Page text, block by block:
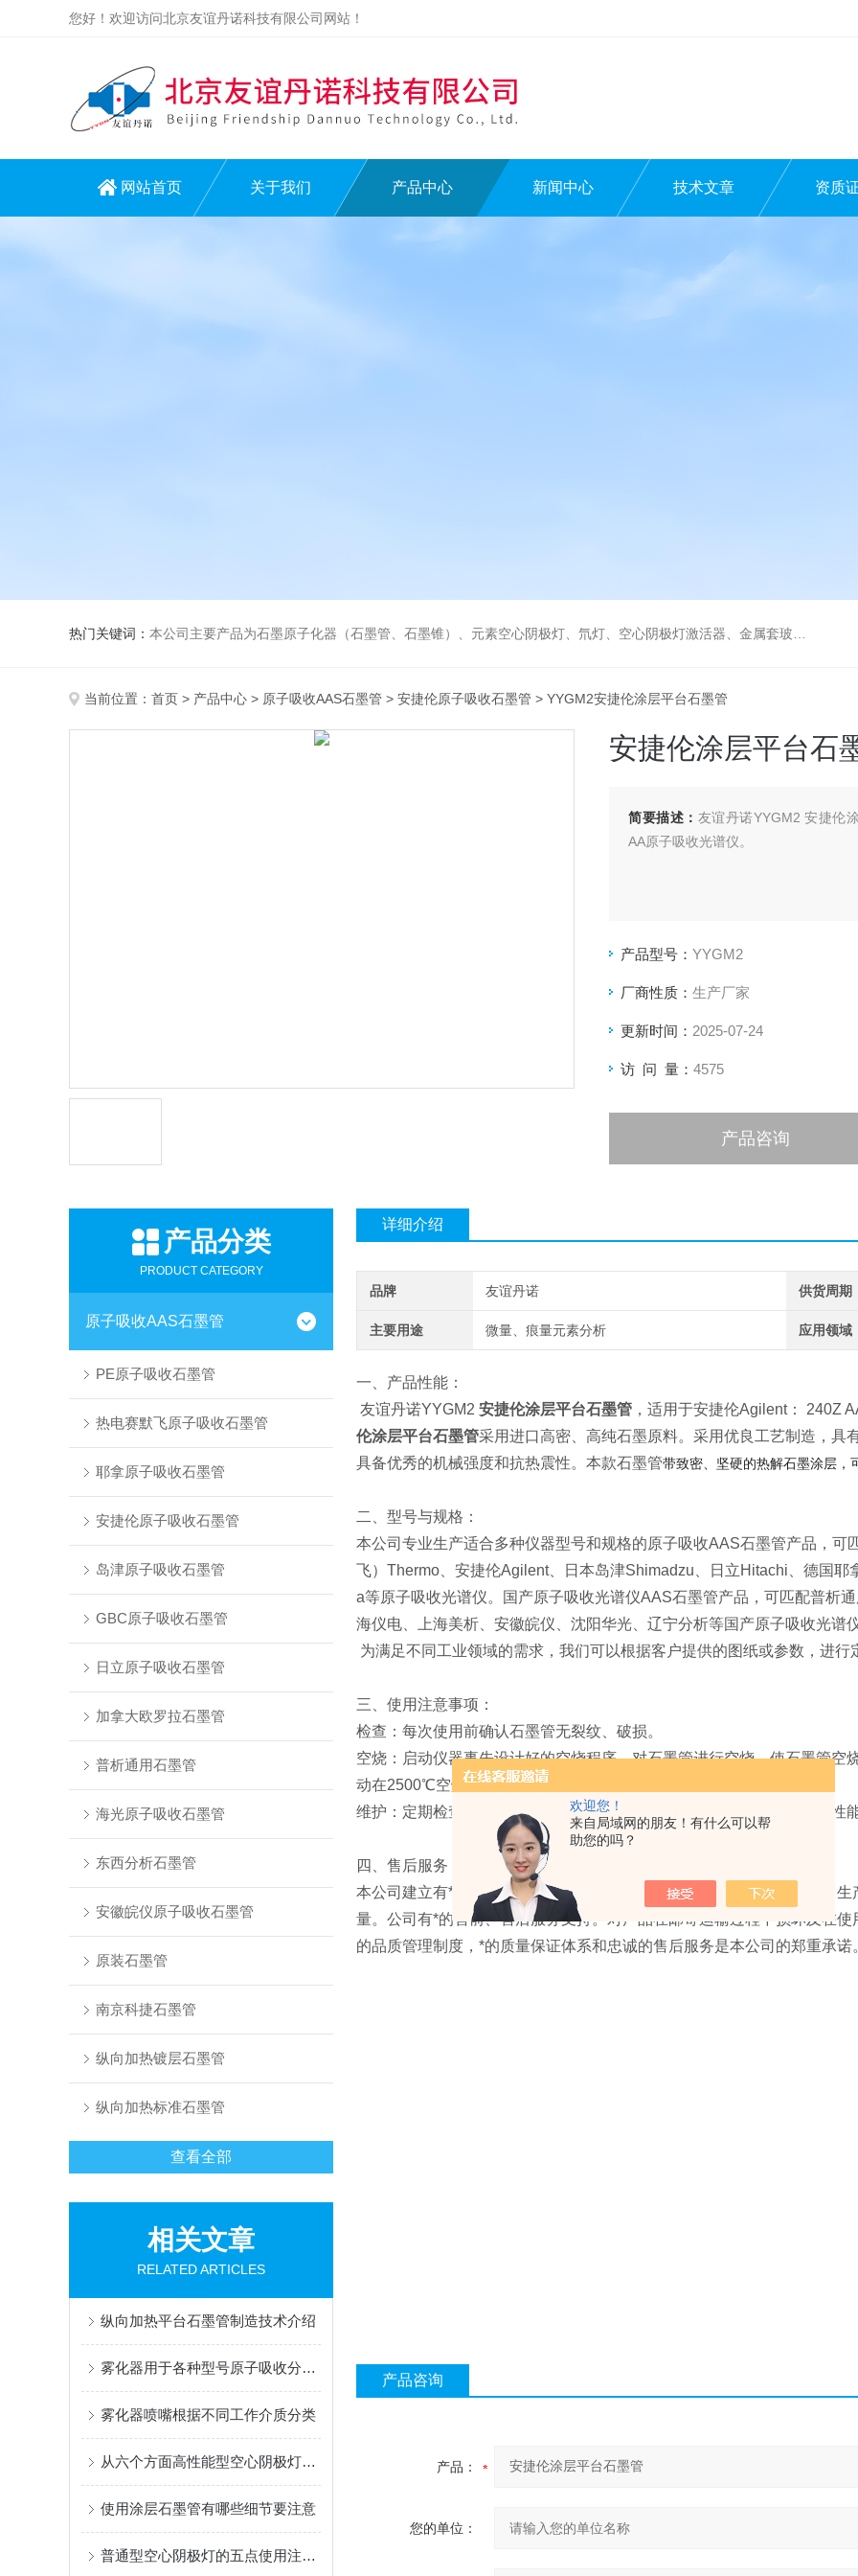
欢迎您！
来自局域网的朋友！有什么可以帮
助您的吗？
您好！欢迎访问北京友谊丹诺科技有限公司网站！
网站首页 关于我们 产品中心 新闻中心 技术文章 资质
热门关键词： 本公司主要产品为石墨原子化器（石墨管、石墨锥）、元素空心阴极灯、氘灯、空心阴极灯激活器、金属套玻璃高效雾化喷嘴。同时经销进口原装石墨管、石墨锥、空心阴极灯、氘灯等。
当前位置： 首页 > 产品中心 > 原子吸收AAS石墨管 > 安捷伦原子吸收石墨管 > YYGM2安捷伦涂层平台石墨管
安捷伦涂层平台石
简要描述： 友谊丹诺YYGM2 安捷伦
AA原子吸收光谱仪。
产品型号： YYGM2
厂商性质： 生产厂家
更新时间： 2025-07-24
访 问 量： 4575
产品咨询
产品分类
PRODUCT CATEGORY
原子吸收AAS石墨管
PE原子吸收石墨管
热电赛默飞原子吸收石墨管
耶拿原子吸收石墨管
安捷伦原子吸收石墨管
岛津原子吸收石墨管
GBC原子吸收石墨管
日立原子吸收石墨管
加拿大欧罗拉石墨管
普析通用石墨管
海光原子吸收石墨管
东西分析石墨管
安徽皖仪原子吸收石墨管
原装石墨管
南京科捷石墨管
纵向加热镀层石墨管
纵向加热标准石墨管
查看全部
相关文章
RELATED ARTICLES
纵向加热平台石墨管制造技术介绍
雾化器用于各种型号原子吸收分光光度计
雾化器喷嘴根据不同工作介质分类
从六个方面高性能型空心阴极灯使用的问题
使用涂层石墨管有哪些细节要注意
普通型空心阴极灯的五点使用注意事项
详细介绍
品牌 友谊丹诺 供货周期
主要用途 微量、痕量元素分析 应用领域
一、产品性能：
友谊丹诺YYGM2 安捷伦涂层平台石墨管 ，适用于安捷伦Agilent： 240Z
伦涂层平台石墨管采用进口高密、高纯石墨原料。采用优良工艺制造，
具备优秀的机械强度和抗热震性。本款石墨管带致密、坚硬的热解石墨涂层，
二、型号与规格：
本公司专业生产适合多种仪器型号和规格的原子吸收AAS石墨管产品，
飞）Thermo、安捷伦Agilent、日本岛津Shimadzu、日立Hitachi、德国
a等原子吸收光谱仪。国产原子吸收光谱仪AAS石墨管产品，可匹配普析
海仪电、上海美析、安徽皖仪、沈阳华光、辽宁分析等国产原子吸收光谱
为满足不同工业领域的需求，我们可以根据客户提供的图纸或参数，进行
三、使用注意事项：
检查：每次使用前确认石墨管无裂纹、破损。
空烧：启动仪器事先设计好的空烧程序，对石墨管进行空烧，使石墨管
动在2500℃空烧2-3次，通氩气，时间2-3秒。
维护：定期检查石墨管表面状况，及时清理杂质，保持其良好的热传导性
四、售后服务：
本公司建立有*的产品质量监测控制系统，严格执行公司原料采购标准、
量。公司有*的售前、售后服务支持。对产品在邮寄运输过程中损坏及在
的品质管理制度，*的质量保证体系和忠诚的售后服务是本公司的郑重承诺
产品咨询
产品：
您的单位：